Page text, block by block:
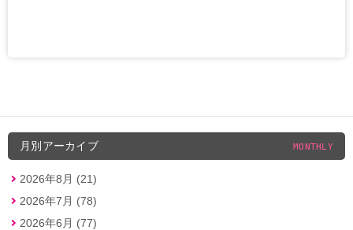
月別アーカイブ MONTHLY
2026年8月 (21)
2026年7月 (78)
2026年6月 (77)